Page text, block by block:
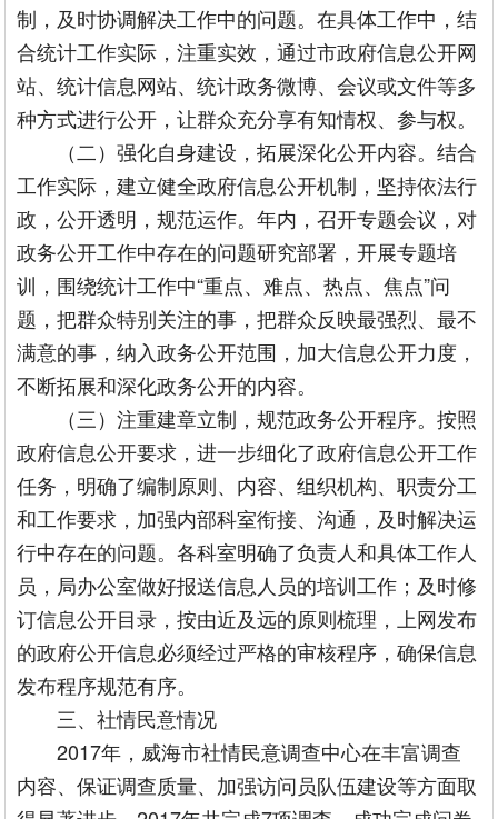
制，及时协调解决工作中的问题。在具体工作中，结
合统计工作实际，注重实效，通过市政府信息公开网
站、统计信息网站、统计政务微博、会议或文件等多
种方式进行公开，让群众充分享有知情权、参与权。
（二）强化自身建设，拓展深化公开内容。结合
工作实际，建立健全政府信息公开机制，坚持依法行
政，公开透明，规范运作。年内，召开专题会议，对
政务公开工作中存在的问题研究部署，开展专题培
训，围绕统计工作中“重点、难点、热点、焦点”问
题，把群众特别关注的事，把群众反映最强烈、最不
满意的事，纳入政务公开范围，加大信息公开力度，
不断拓展和深化政务公开的内容。
（三）注重建章立制，规范政务公开程序。按照
政府信息公开要求，进一步细化了政府信息公开工作
任务，明确了编制原则、内容、组织机构、职责分工
和工作要求，加强内部科室衔接、沟通，及时解决运
行中存在的问题。各科室明确了负责人和具体工作人
员，局办公室做好报送信息人员的培训工作；及时修
订信息公开目录，按由近及远的原则梳理，上网发布
的政府公开信息必须经过严格的审核程序，确保信息
发布程序规范有序。
三、社情民意情况
2017年，威海市社情民意调查中心在丰富调查
内容、保证调查质量、加强访问员队伍建设等方面取